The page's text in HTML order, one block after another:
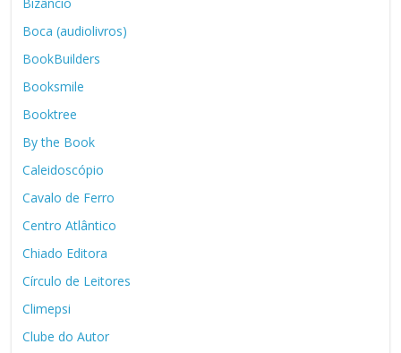
Boca (audiolivros)
BookBuilders
Booksmile
Booktree
By the Book
Caleidoscópio
Cavalo de Ferro
Centro Atlântico
Chiado Editora
Círculo de Leitores
Climepsi
Clube do Autor